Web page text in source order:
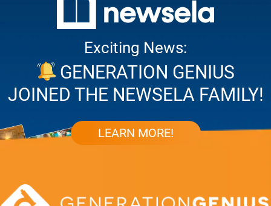
Exciting News:
GENERATION GENIUS
JOINED THE NEWSELA FAMILY!
LEARN MORE!